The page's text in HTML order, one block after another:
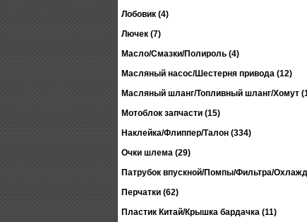
Лобовик (4)
Лючек (7)
Масло/Смазки/Полироль (4)
Масляный насос/Шестерня привода (12)
Масляный шланг/Топливный шланг/Хомут
Мотоблок запчасти (15)
Наклейка/Флиппер/Талон (334)
Очки шлема (29)
Патрубок впускной/Помпы/Фильтра/
Перчатки (62)
Пластик Китай/Крышка бардачка (11)